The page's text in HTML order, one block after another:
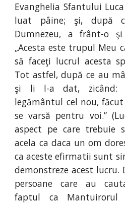
Evanghelia Sfantului
luat pâine; şi, după
Dumnezeu, a frânt-o
„Acesta este trupul Meu
să faceţi lucrul acesta
Tot astfel, după ce au
şi li l-a dat, zicând:
legământul cel nou,
se varsă pentru voi.”
aspect pe care trebuie
acela ca daca un om
ca aceste efirmatii sunt
demonstreze acest lucru.
persoane care au
faptul ca